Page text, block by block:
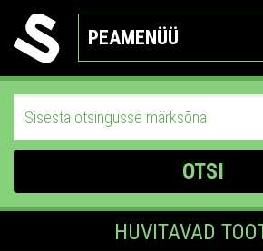
PEAMENÜÜ
OTSI
HUVITAVAD